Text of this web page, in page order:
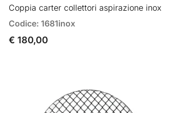
Coppia carter collettori aspirazione inox
Codice: 1681inox
€ 180,00